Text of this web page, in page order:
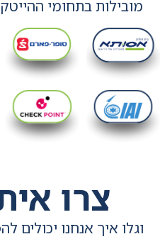
מובילותבתחומי
צרו
וגלו איך אנחנו יכולים